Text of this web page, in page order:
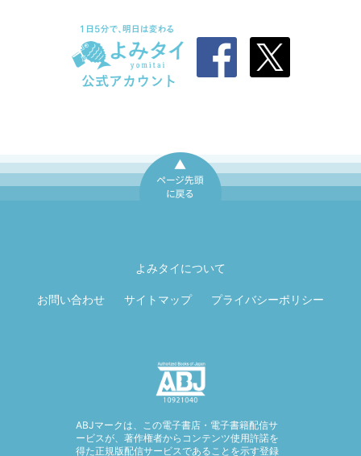
よみタイについて
お問い合わせ サイトマップ プライバシーポリシー
ABJマークは、この電子書店・電子書籍配信サ
ービスが、著作権者からコンテンツ使用許諾を
得た正規版配信サービスであることを示す登録